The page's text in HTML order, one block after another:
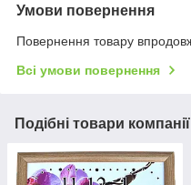
Умови повернення
Повернення товару
Всі умови повернення
Подібні товари компанії